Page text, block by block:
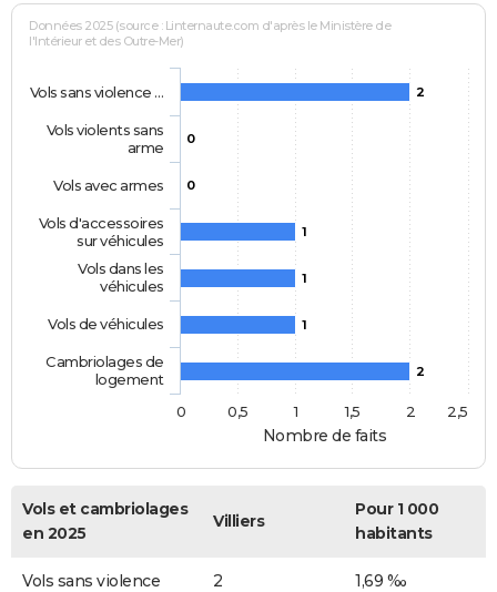
Nombre de faits
Données 2025 (source : Linternaute.com d'après le Ministère de
l'Intérieur et des Outre-Mer)
2
0
0
1
1
1
2
Vols sans violence …
Vols violents sans
arme
Vols avec armes
Vols d'accessoires
sur véhicules
Vols dans les
véhicules
Vols de véhicules
Cambriolages de
logement
0
0,5 1 1,5 2 2,5
Vols et cambriolages
en 2025
Villiers
Pour 1 000
habitants
Vols sans violence
2 1,69 ‰